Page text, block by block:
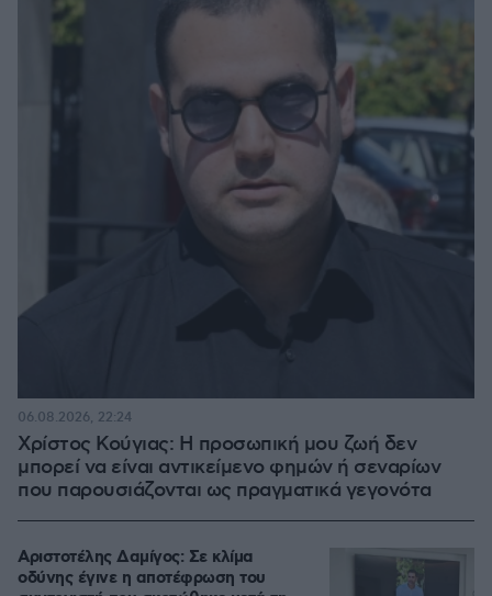
Χρίστος Κούγιας: Η προσωπική μου ζωή δεν
μπορεί να είναι αντικείμενο φημών ή σεναρίων
που παρουσιάζονται ως πραγματικά γεγονότα
06.08.2026, 22:24
Αριστοτέλης Δαμίγος: Σε κλίμα
οδύνης έγινε η αποτέφρωση του